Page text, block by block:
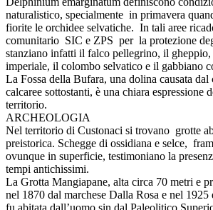
naturalistico, specialmente in primavera
fiorite le orchidee selvatiche. In tali aree
comunitario SIC e ZPS per la protezione
stanziano infatti il falco pellegrino, il
imperiale, il colombo selvatico e il gabbiano
La Fossa della Bufara, una dolina causata
calcaree sottostanti, è una chiara espressione
territorio.
ARCHEOLOGIA
Nel territorio di Custonaci si trovano grotte
preistorica. Schegge di ossidiana e selce,
ovunque in superficie, testimoniano la
tempi antichissimi.
La Grotta Mangiapane, alta circa 70 metri e
nel 1870 dal marchese Dalla Rosa e nel 1925